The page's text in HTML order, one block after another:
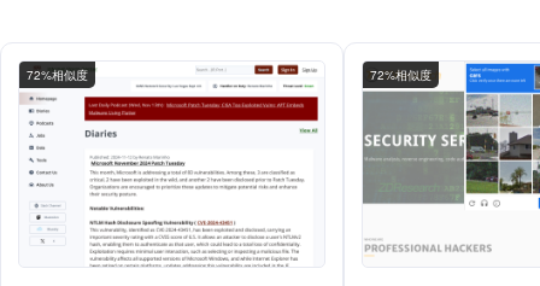
72%相似度 72%相似度